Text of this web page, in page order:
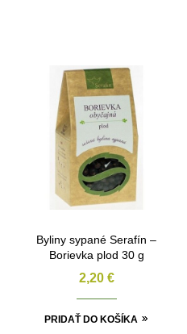
Byliny sypané Serafín –
Borievka plod 30 g
2,20 €
PRIDAŤ DO KOŠÍKA